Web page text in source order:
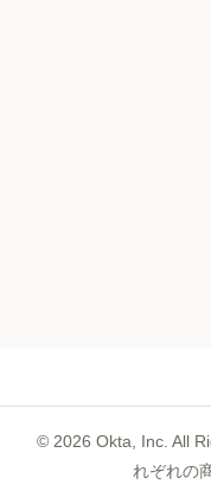
© 2026 Okta, Inc. All
れぞれの